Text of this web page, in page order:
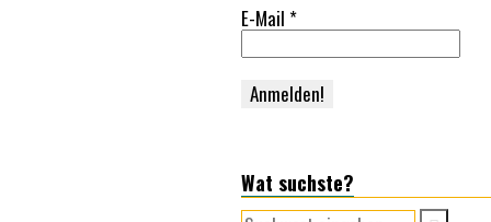
E-Mail *
Wat suchste?